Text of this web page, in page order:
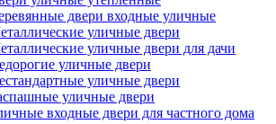
двери входные уличные
уличные двери
уличные двери для дачи
уличные двери
уличные двери
уличные двери
входные двери для частного дома